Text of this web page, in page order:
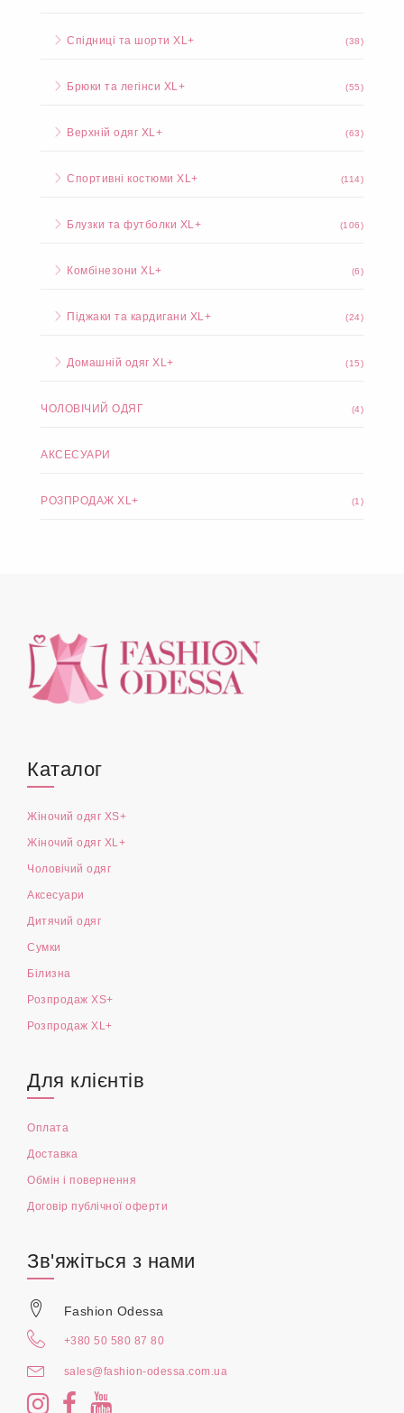
Спідниці та шорти XL+ (38)
Брюки та легінси XL+ (55)
Верхній одяг XL+ (63)
Спортивні костюми XL+ (114)
Блузки та футболки XL+ (106)
Комбінезони XL+ (6)
Піджаки та кардигани XL+ (24)
Домашній одяг XL+ (15)
ЧОЛОВІЧИЙ ОДЯГ (4)
АКСЕСУАРИ
РОЗПРОДАЖ XL+ (1)
Каталог
Жіночий одяг XS+
Жіночий одяг XL+
Чоловічий одяг
Аксесуари
Дитячий одяг
Сумки
Білизна
Розпродаж XS+
Розпродаж XL+
Для клієнтів
Оплата
Доставка
Обмін і повернення
Договір публічної оферти
Зв'яжіться з нами
Fashion Odessa
+380 50 580 87 80
sales@fashion-odessa.com.ua